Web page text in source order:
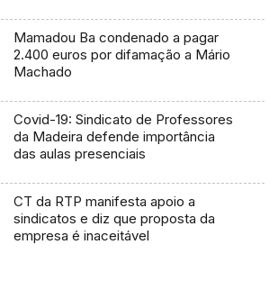
Mamadou Ba condenado a pagar
2.400 euros por difamação a Mário
Machado
Covid-19: Sindicato de Professores
da Madeira defende importância
das aulas presenciais
CT da RTP manifesta apoio a
sindicatos e diz que proposta da
empresa é inaceitável